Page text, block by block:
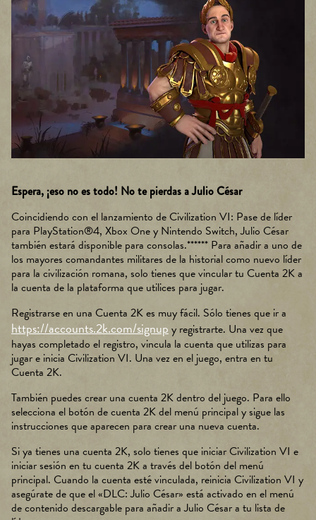
You
Tub
tran
sfer
enci
a de
dat
os a
serv
idor
es
de
Go
ogle
.
Espera, ¡eso no es todo! No te pierdas a Julio César
Coincidiendo con el lanzamiento de Civilization VI: Pase de líder
para PlayStation®4, Xbox One y Nintendo Switch, Julio César
también estará disponible para consolas.****** Para añadir a uno de
los mayores comandantes militares de la historial como nuevo líder
para la civilización romana, solo tienes que vincular tu Cuenta 2K a
la cuenta de la plataforma que utilices para jugar.
Registrarse en una Cuenta 2K es muy fácil. Sólo tienes que ir a
https://accounts.2k.com/signup y registrarte. Una vez que
hayas completado el registro, vincula la cuenta que utilizas para
jugar e inicia Civilization VI. Una vez en el juego, entra en tu
Cuenta 2K.
También puedes crear una cuenta 2K dentro del juego. Para ello
selecciona el botón de cuenta 2K del menú principal y sigue las
instrucciones que aparecen para crear una nueva cuenta.
Si ya tienes una cuenta 2K, solo tienes que iniciar Civilization VI e
iniciar sesión en tu cuenta 2K a través del botón del menú
principal. Cuando la cuenta esté vinculada, reinicia Civilization VI y
asegúrate de que el «DLC: Julio César» está activado en el menú
de contenido descargable para añadir a Julio César a tu lista de